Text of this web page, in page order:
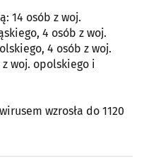
14 osób z woj.
4 osób z woj.
4 osób z woj.
woj. opolskiego i
wzrosła do 1120